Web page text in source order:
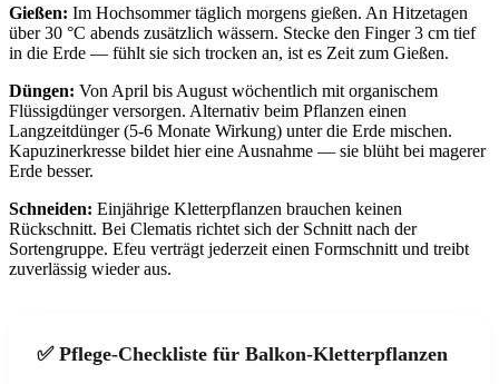
Gießen: Im Hochsommer täglich morgens gießen. An Hitzetagen
über 30 °C abends zusätzlich wässern. Stecke den Finger 3 cm tief
in die Erde — fühlt sie sich trocken an, ist es Zeit zum Gießen.
Düngen: Von April bis August wöchentlich mit organischem
Flüssigdünger versorgen. Alternativ beim Pflanzen einen
Langzeitdünger (5-6 Monate Wirkung) unter die Erde mischen.
Kapuzinerkresse bildet hier eine Ausnahme — sie blüht bei magerer
Erde besser.
Schneiden: Einjährige Kletterpflanzen brauchen keinen
Rückschnitt. Bei Clematis richtet sich der Schnitt nach der
Sortengruppe. Efeu verträgt jederzeit einen Formschnitt und treibt
zuverlässig wieder aus.
✅ Pflege-Checkliste für Balkon-Kletterpflanzen